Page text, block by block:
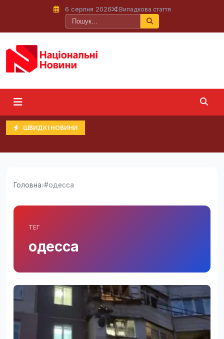
6 серпня 2026 Випадкова стаття
ШВИДКІ НОВИНИ
Головна›#одесса
ТЕГ
одесса